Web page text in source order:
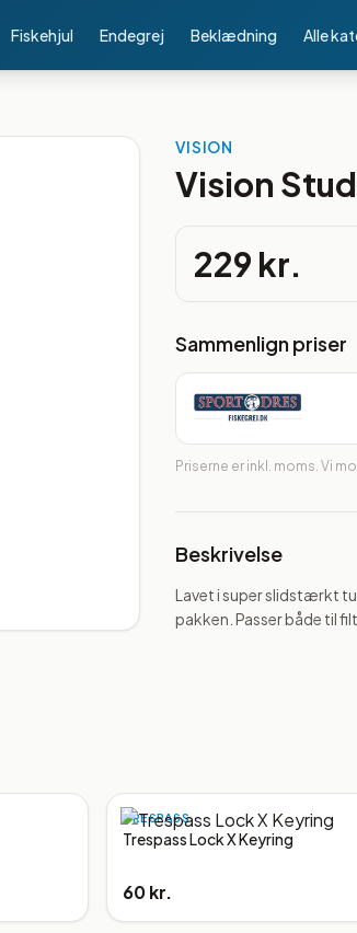
Fiskehjul Endegrej Beklædning Alle
VISION
Vision
229 kr.
Sammenlign priser
Priserne er inkl. moms. Vi
Beskrivelse
Lavet i super slidstærkt
pakken. Passer både til
TRESPASS
Trespass Lock X Keyring
60 kr.